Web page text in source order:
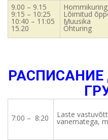
9.00 – 9.15
9:15 – 10:25
10:40 – 11:05
15.20
Hommikuring
Lõimitud
Muusika
Õhturing
РАСПИСАНИЕ
7:00 – 8:20 Laste
vanematega,